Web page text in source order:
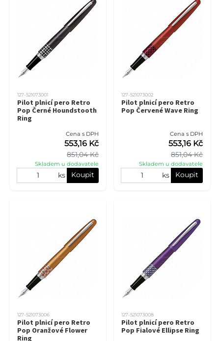
127-521073001
Pilot plnicí pero Retro
Pop Černé Houndstooth
Ring
Cena s DPH
851,04 Kč
553,16 Kč
Skladem u dodavatele
ks Koupit
127-521073002
Pilot plnicí pero Retro
Pop Červené Wave Ring
Cena s DPH
851,04 Kč
553,16 Kč
Skladem u dodavatele
ks Koupit
127-521073006
Pilot plnicí pero Retro
Pop Oranžové Flower
Ring
127-521073008
Pilot plnicí pero Retro
Pop Fialové Ellipse Ring